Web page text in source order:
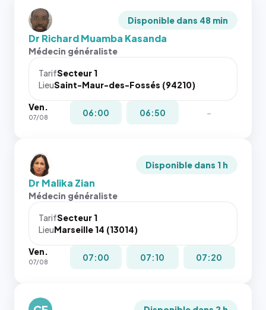
Disponible dans 48 min
Dr Richard Muamba Kasanda
Médecin généraliste
TarifSecteur 1
LieuSaint-Maur-des-Fossés (94210)
Ven.
07/08 06:00 06:50 -
Disponible dans 1 h
Dr Malika Zian
Médecin généraliste
TarifSecteur 1
LieuMarseille 14 (13014)
Ven.
07/08 07:00 07:10 07:20